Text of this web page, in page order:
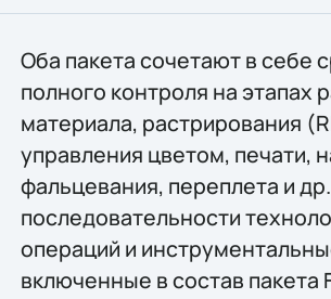
Оба пакета сочетают в себе
полного контроля на этапах
материала, растрирования
управления цветом, печати,
фальцевания, переплета и
последовательности
операций и
включенные в состав пакета